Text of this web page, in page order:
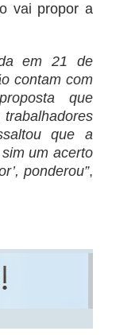
vai propor a
em 21 de
contam com
que
que a
um acerto
ponderou”,